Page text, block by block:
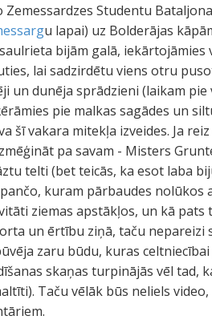
Studentu
u lapai) uz Bolderājas
bijām galā,
lai sadzirdētu viens otru
un dunēja sprādzieni (laikam
pie malkas sagādes un
šī vakara mitekļa izveides. Ja
pa savam - Misters
telti (bet teicās, ka esot laba
kuram pārbaudes nolūkos
ziemas apstākļos, un kā
un ērtību ziņā, taču nepareizi
zaru būdu, kuras
skaņas turpinājās vēl tad,
Taču vēlāk būs neliels